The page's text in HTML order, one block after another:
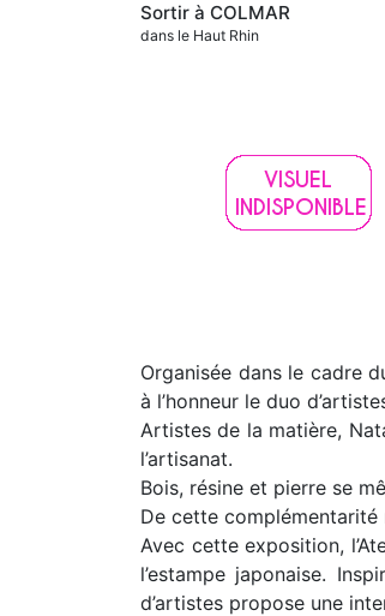
Sortir à COLMAR
dans le Haut Rhin
Organisée dans le cadre
à l’honneur le duo
Artistes de la matière,
l’artisanat.
Bois, résine et pierre se
De cette
Avec cette exposition,
l’estampe japonaise.
d’artistes propose une